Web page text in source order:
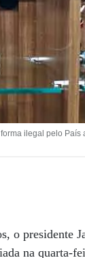
ilegal pelo
o presidente
na quarta-